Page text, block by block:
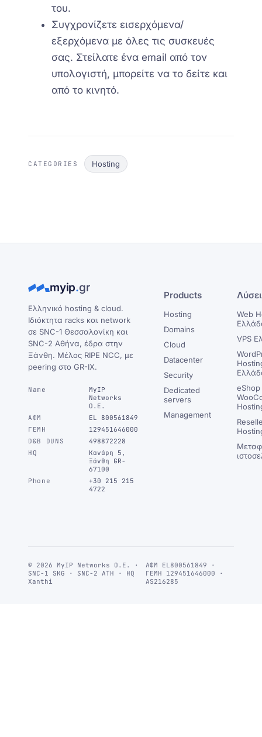
του.
Συγχρονίζετε εισερχόμενα/
εξερχόμενα με όλες τις συσκευές
σας. Στείλατε ένα email από τον
υπολογιστή, μπορείτε να το δείτε και
από το κινητό.
CATEGORIES Hosting
myip.gr
Ελληνικό hosting & cloud.
Ιδιόκτητα racks και network
σε SNC-1 Θεσσαλονίκη και
SNC-2 Αθήνα, έδρα στην
Ξάνθη. Μέλος RIPE NCC, με
peering στο GR-IX.
Name
MyIP
Networks
Ο.Ε.
ΑΦΜ
EL 800561849
ΓΕΜΗ
129451646000
D&B DUNS
498872228
HQ
Κανάρη 5,
Ξάνθη GR-
67100
Phone
+30 215 215
4722
Products
Hosting
Domains
Cloud
Datacenter
Security
Dedicated
servers
Management
Web
VPS
© 2026 MyIP Networks Ο.Ε. ·
SNC-1 SKG · SNC-2 ATH · HQ
Xanthi
ΑΦΜ EL800561849 ·
ΓΕΜΗ 129451646000 ·
AS216285